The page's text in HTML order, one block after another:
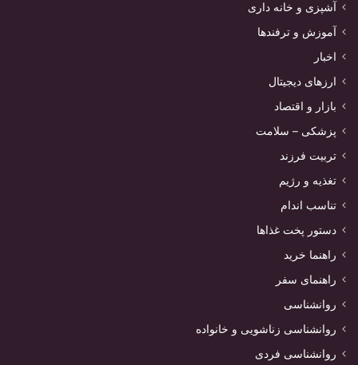
آشپزی و خانه داری
آموزش و ترفندها
اخبار
ارزهای دیجیتال
بازار و اقتصاد
پزشکی – سلامت
تربیت فرزند
تغذیه و رژیم
تناسب اندام
دستور پخت غذاها
راهنما خرید
راهنمای سفر
روانشناسی
روانشناسی زناشویی و خانواده
روانشناسی فردی